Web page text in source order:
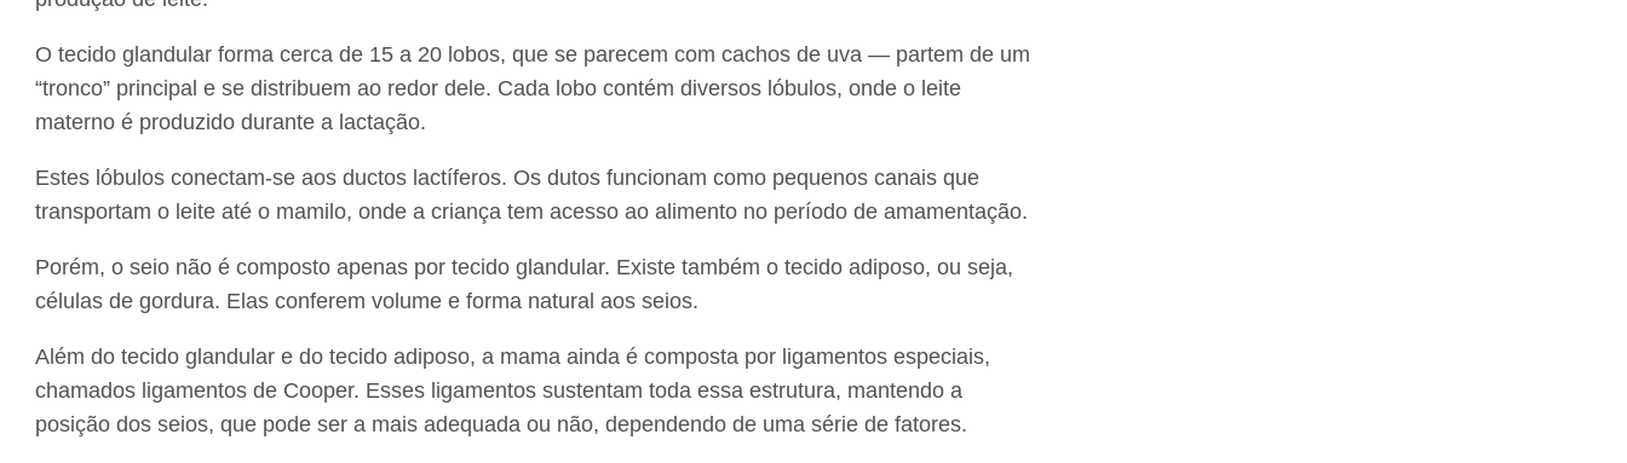
O tecido glandular forma cerca de 15 a 20 lobos, que se parecem com cachos de uva — partem de um
“tronco” principal e se distribuem ao redor dele. Cada lobo contém diversos lóbulos, onde o leite
materno é produzido durante a lactação.
Estes lóbulos conectam-se aos ductos lactíferos. Os dutos funcionam como pequenos canais que
transportam o leite até o mamilo, onde a criança tem acesso ao alimento no período de amamentação.
Porém, o seio não é composto apenas por tecido glandular. Existe também o tecido adiposo, ou seja,
células de gordura. Elas conferem volume e forma natural aos seios.
Além do tecido glandular e do tecido adiposo, a mama ainda é composta por ligamentos especiais,
chamados ligamentos de Cooper. Esses ligamentos sustentam toda essa estrutura, mantendo a
posição dos seios, que pode ser a mais adequada ou não, dependendo de uma série de fatores.